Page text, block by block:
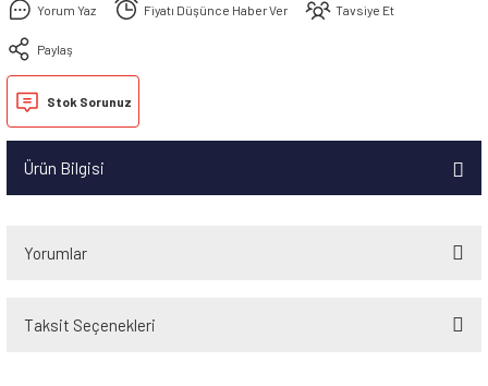
Yorum Yaz Fiyatı Düşünce Haber Ver Tavsiye Et
Paylaş
Stok Sorunuz
Ürün Bilgisi
Yorumlar
Taksit Seçenekleri